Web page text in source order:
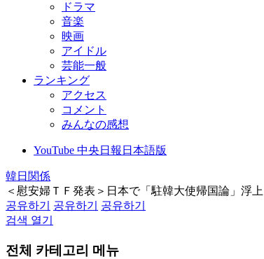
ドラマ
音楽
映画
アイドル
芸能一般
ランキング
アクセス
コメント
みんなの感想
YouTube 中央日報日本語版
韓日関係
＜慰安婦ＴＦ発表＞日本で「駐韓大使帰国論」浮上
공유하기
공유하기
공유하기
검색 열기
전체 카테고리 메뉴